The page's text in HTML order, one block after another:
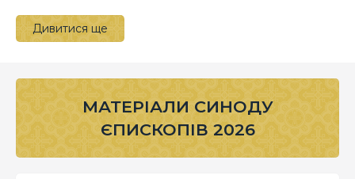
Дивитися ще
МАТЕРІАЛИ СИНОДУ
ЄПИСКОПІВ 2026